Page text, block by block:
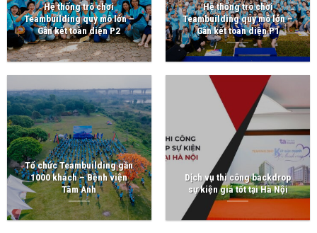
Hệ thống trò chơi
Teambuilding quy mô lớn –
Gắn kết toàn diện P2
Hệ thống trò chơi
Teambuilding quy mô lớn –
Gắn kết toàn diện P1
Tổ chức Teambuilding gần
1000 khách – Bệnh viện
Tâm Anh
Dịch vụ thi công backdrop
sự kiện giá tốt tại Hà Nội